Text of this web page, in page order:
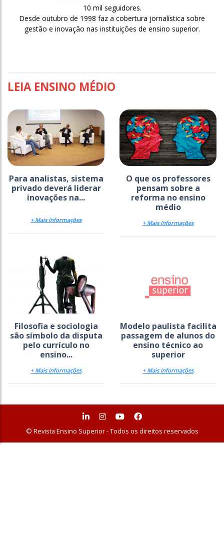
10 mil seguidores.
Desde outubro de 1998 faz a cobertura jornalística sobre
gestão e inovação nas instituições de ensino superior.
LEIA ENSINO MÉDIO
Para analistas, sistema
privado deverá liderar
inovações na...
+ Mais Informações
O que os professores
pensam sobre a
reforma no ensino
médio
+ Mais Informações
Filosofia e sociologia
são símbolo da disputa
pelo currículo no
ensino...
+ Mais Informações
Modelo paulista facilita
passagem de alunos do
ensino técnico ao
superior
+ Mais Informações
© Revista Ensino Superior - Todos os direitos reservados